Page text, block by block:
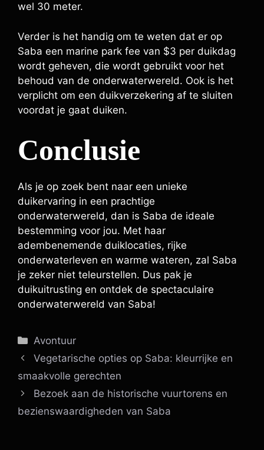
wel 30 meter.
Verder is het handig om te weten dat er op
Saba een marine park fee van $3 per duikdag
wordt geheven, die wordt gebruikt voor het
behoud van de onderwaterwereld. Ook is het
verplicht om een duikverzekering af te sluiten
voordat je gaat duiken.
Conclusie
Als je op zoek bent naar een unieke
duikervaring in een prachtige
onderwaterwereld, dan is Saba de ideale
bestemming voor jou. Met haar
adembenemende duiklocaties, rijke
onderwaterleven en warme wateren, zal Saba
je zeker niet teleurstellen. Dus pak je
duikuitrusting en ontdek de spectaculaire
onderwaterwereld van Saba!
Categorieën
Avontuur
Vegetarische opties op Saba: kleurrijke en
smaakvolle gerechten
Bezoek aan de historische vuurtorens en
bezienswaardigheden van Saba